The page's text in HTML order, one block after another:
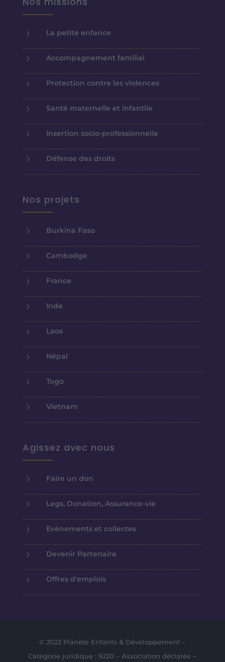
5 La petite enfance
5 Accompagnement familial
5 Protection contre les violences
5 Santé maternelle et infantile
5 Insertion socio-professionnelle
5 Défense des droits
Nos projets
5 Burkina Faso
5 Cambodge
5 France
5 Inde
5 Laos
5 Népal
5 Togo
5 Vietnam
Agissez avec nous
5 Faire un don
5 Legs, Donation, Assurance-vie
5 Evénements et collectes
5 Devenir Partenaire
5 Offres d'emplois
© 2023 Planète Enfants & Développement –
Catégorie juridique : 9220 – Association déclarée –